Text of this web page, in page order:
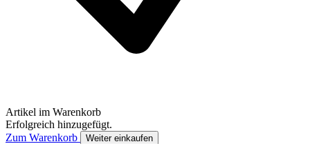
Artikel im Warenkorb
Erfolgreich hinzugefügt.
Zum Warenkorb
Weiter einkaufen